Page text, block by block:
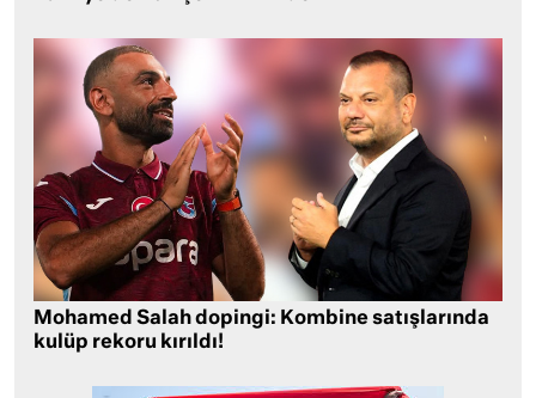
Mohamed Salah dopingi: Kombine satışlarında
kulüp rekoru kırıldı!